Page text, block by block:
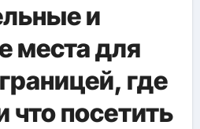
и
места для
где
что посетить